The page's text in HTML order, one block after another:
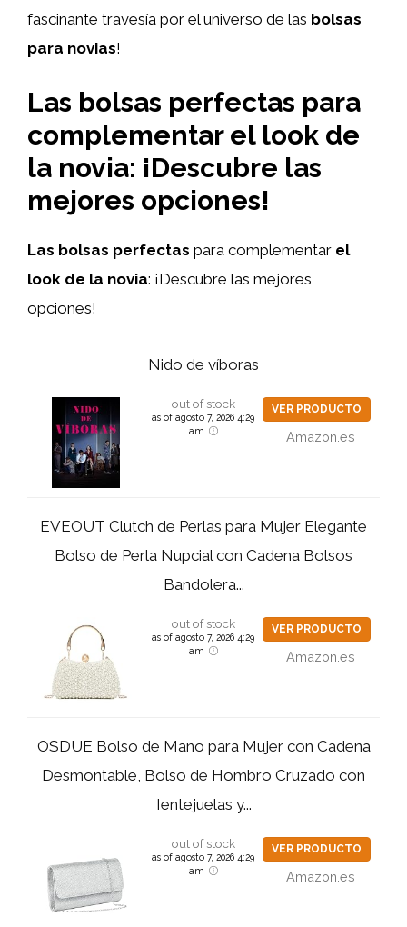
fascinante travesía por el universo de las bolsas
para novias!
Las bolsas perfectas para
complementar el look de
la novia: ¡Descubre las
mejores opciones!
Las bolsas perfectas para complementar el
look de la novia: ¡Descubre las mejores
opciones!
Nido de víboras
out of stock
as of agosto 7, 2026 4:29
am
VER PRODUCTO
Amazon.es
EVEOUT Clutch de Perlas para Mujer Elegante
Bolso de Perla Nupcial con Cadena Bolsos
Bandolera...
out of stock
as of agosto 7, 2026 4:29
am
VER PRODUCTO
Amazon.es
OSDUE Bolso de Mano para Mujer con Cadena
Desmontable, Bolso de Hombro Cruzado con
Ientejuelas y...
out of stock
as of agosto 7, 2026 4:29
am
VER PRODUCTO
Amazon.es